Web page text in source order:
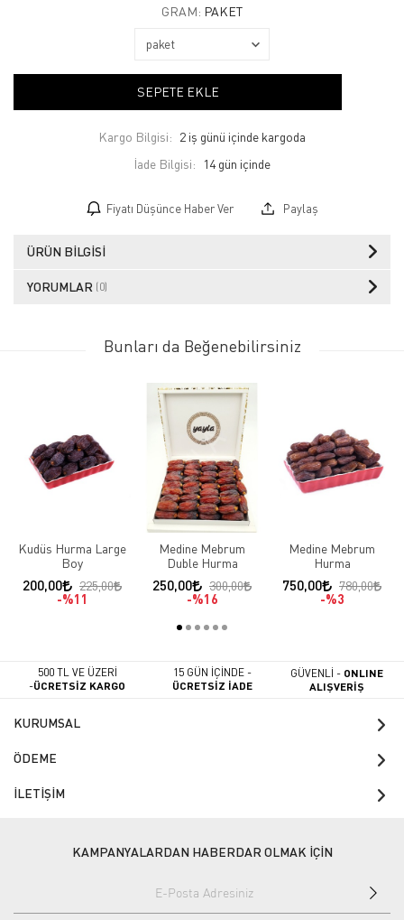
GRAM: PAKET
SEPETE EKLE
Kargo Bilgisi: 2 iş günü içinde kargoda
İade Bilgisi:
Fiyatı Düşünce Haber Ver Paylaş
ÜRÜN BILGISI
YORUMLAR (0)
Bunları da Beğenebilirsiniz
Kudüs Hurma Large
Boy
200,00
225,00
%11
Medine Mebrum
Duble Hurma
250,00
300,00
%16
Medine Mebrum
Hurma
750,00
780,00
%3
500 TL VE ÜZERİ
-ÜCRETSİZ KARGO
15 GÜN İÇİNDE -
ÜCRETSİZ İADE
GÜVENLİ - ONLINE
ALIŞVERİŞ
KURUMSAL
ÖDEME
İLETİŞİM
KAMPANYALARDAN HABERDAR OLMAK İÇİN